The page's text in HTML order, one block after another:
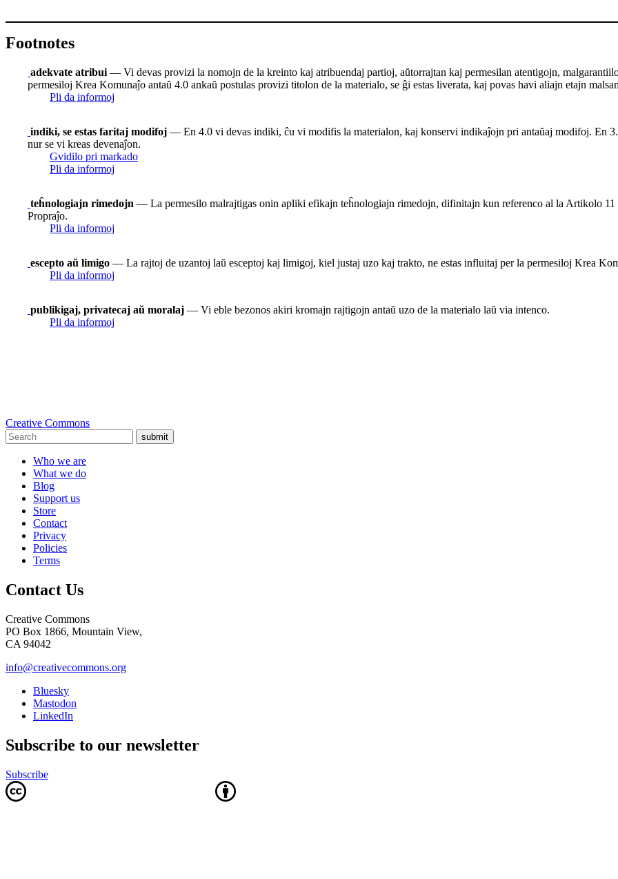
Footnotes
adekvate atribui — Vi devas provizi la nomojn de la kreinto kaj atribuendaj partioj, aŭtorrajtan kaj permesilan atentigojn,
permesiloj Krea Komunaĵo antaŭ 4.0 ankaŭ postulas provizi titolon de la materialo, se ĝi estas liverata, kaj povas havi aliajn etajn
Pli da informoj
indiki, se estas faritaj modifoj — En 4.0 vi devas indiki, ĉu vi modifis la materialon, kaj konservi indikaĵojn pri antaŭaj modifoj. En
nur se vi kreas devenaĵon.
Gvidilo pri markado
Pli da informoj
teĥnologiajn rimedojn — La permesilo malrajtigas onin apliki efikajn teĥnologiajn rimedojn, difinitajn kun referenco al la Artikolo
Propraĵo.
Pli da informoj
escepto aŭ limigo — La rajtoj de uzantoj laŭ esceptoj kaj limigoj, kiel justaj uzo kaj trakto, ne estas influitaj per la permesiloj Krea
Pli da informoj
publikigaj, privatecaj aŭ moralaj — Vi eble bezonos akiri kromajn rajtigojn antaŭ uzo de la materialo laŭ via intenco.
Pli da informoj
Creative Commons
submit
Who we are
What we do
Blog
Support us
Store
Contact
Privacy
Policies
Terms
Contact Us
Creative Commons
PO Box 1866, Mountain View,
CA 94042
info@creativecommons.org
Bluesky
Mastodon
LinkedIn
Subscribe to our newsletter
Subscribe